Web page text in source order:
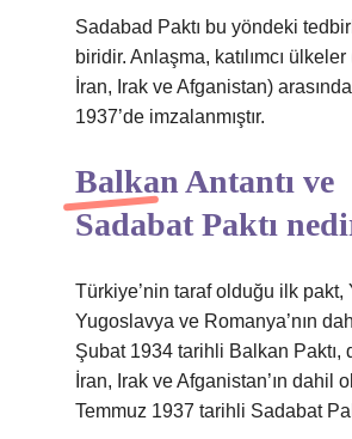
Sadabad Paktı bu yöndeki
biridir. Anlaşma, katılımcı
İran, Irak ve Afganistan)
1937’de imzalanmıştır.
Balkan Antantı ve
Sadabat Paktı
Türkiye’nin taraf olduğu ilk pakt,
Yugoslavya ve Romanya’nın
Şubat 1934 tarihli Balkan Paktı,
İran, Irak ve Afganistan’ın dahil
Temmuz 1937 tarihli Sadabat